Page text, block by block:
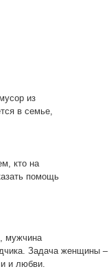
из
в семье,
кто на
помощь
мужчина
Задача женщины –
и любви.